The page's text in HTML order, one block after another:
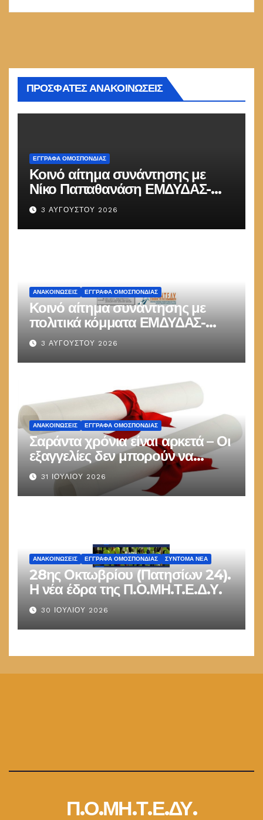
ΠΡΟΣΦΑΤΕΣ ΑΝΑΚΟΙΝΩΣΕΙΣ
ΕΓΓΡΑΦΑ ΟΜΟΣΠΟΝΔΙΑΣ
Κοινό αίτημα συνάντησης με
Νίκο Παπαθανάση ΕΜΔΥΔΑΣ-
ΠΟΜΗΤΕΔΥ
3 ΑΥΓΟΎΣΤΟΥ 2026
ΑΝΑΚΟΙΝΏΣΕΙΣ ΕΓΓΡΑΦΑ ΟΜΟΣΠΟΝΔΙΑΣ
Κοινό αίτημα συνάντησης με
πολιτικά κόμματα ΕΜΔΥΔΑΣ-
ΠΟΜΗΤΕΔΥ
3 ΑΥΓΟΎΣΤΟΥ 2026
ΑΝΑΚΟΙΝΏΣΕΙΣ ΕΓΓΡΑΦΑ ΟΜΟΣΠΟΝΔΙΑΣ
Σαράντα χρόνια είναι αρκετά – Οι
εξαγγελίες δεν μπορούν να
παραμένουν στις καλένδες
31 ΙΟΥΛΊΟΥ 2026
ΑΝΑΚΟΙΝΏΣΕΙΣ ΕΓΓΡΑΦΑ ΟΜΟΣΠΟΝΔΙΑΣ ΣΎΝΤΟΜΑ ΝΈΑ
28ης Οκτωβρίου (Πατησίων 24).
Η νέα έδρα της Π.Ο.ΜΗ.Τ.Ε.Δ.Υ.
30 ΙΟΥΛΊΟΥ 2026
Π.Ο.ΜΗ.Τ.Ε.ΔΥ.